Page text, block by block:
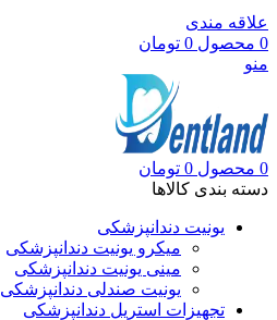
علاقه مندی
0 محصول 0 تومان
منو
0 محصول 0 تومان
دسته بندی کالاها
یونیت دندانپزشکی
میکرو یونیت دندانپزشکی
مینی یونیت دندانپزشکی
یونیت صندلی دندانپزشکی
تجهیزات استریل دندانپزشکی